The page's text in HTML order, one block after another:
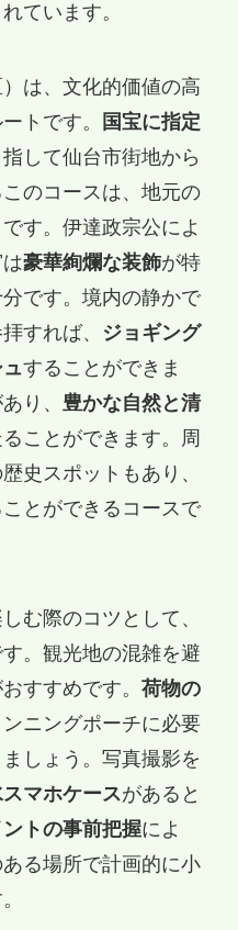
ています。
）は、文化的価値の高
トです。
国宝に指定
して仙台市街地から
のコースは、地元の
す。伊達政宗公によ
豪華絢爛な装飾が特
です。境内の静かで
すれば、
ジョギング
することができま
り、 豊かな自然と清
ことができます。周
史スポットもあり、
とができるコースで
む際のコツとして、
。観光地の混雑を避
すすめです。 荷物の
ニングポーチに必要
しょう。写真撮影を
スマホケースがあると
トの事前把握によ
る場所で計画的に小